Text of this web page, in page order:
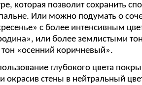
которая позволит сохранить
Или можно подумать о
с более интенсивным
или более землистыми
тон «осенний коричневый».
глубокого цвета
окрасив стены в нейтральный